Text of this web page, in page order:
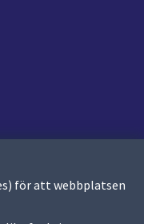
för att webbplatsen